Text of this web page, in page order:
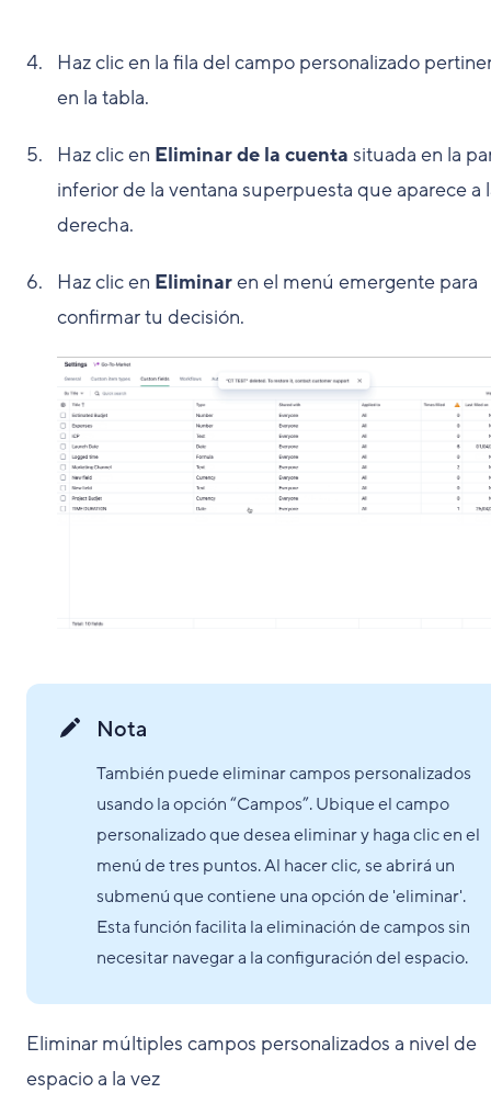
Haz clic en la fila del campo personalizado
en la tabla.
Haz clic en Eliminar de la cuenta situada en la
inferior de la ventana superpuesta que aparece a
derecha.
Haz clic en Eliminaren el menú emergente para
confirmar tu decisión.
Nota
También puede eliminar campos personalizados
usando la opción “Campos”. Ubique el campo
personalizado que desea eliminar y haga clic en el
menú de tres puntos. Al hacer clic, se abrirá un
submenú que contiene una opción de 'eliminar'.
Esta función facilita la eliminación de campos sin
necesitar navegar a la configuración del espacio.
Eliminar múltiples campos personalizados a nivel de
espacio a la vez